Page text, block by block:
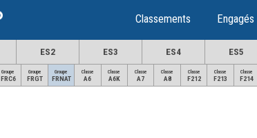
Classements Engagés
ES2 ES3 ES4 ES5
Groupe
FRC6
Groupe
FRGT
Groupe
FRNAT
Classe
A6
Classe
A6K
Classe
A7
Classe
A8
Classe
F212
Classe
F213
Classe
F214